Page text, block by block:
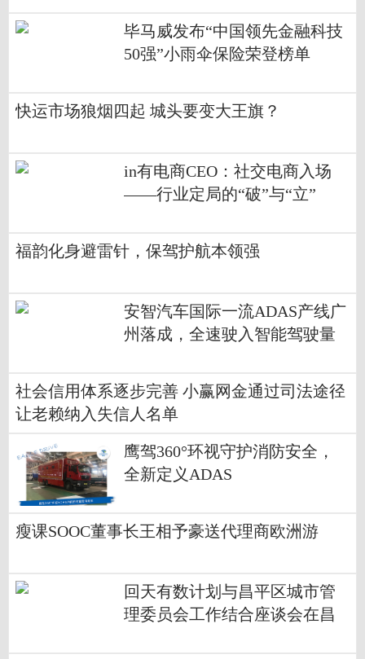
毕马威发布“中国领先金融科技
50强”小雨伞保险荣登榜单
快运市场狼烟四起 城头要变大王旗？
in有电商CEO：社交电商入场
——行业定局的“破”与“立”
福韵化身避雷针，保驾护航本领强
安智汽车国际一流ADAS产线广
州落成，全速驶入智能驾驶量
社会信用体系逐步完善 小赢网金通过司法途径
让老赖纳入失信人名单
鹰驾360°环视守护消防安全，
全新定义ADAS
瘦课SOOC董事长王相予豪送代理商欧洲游
回天有数计划与昌平区城市管
理委员会工作结合座谈会在昌